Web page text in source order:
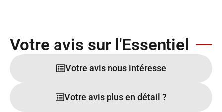
Votre avis sur l'Essentiel
Votre avis nous intéresse
Votre avis plus en détail ?